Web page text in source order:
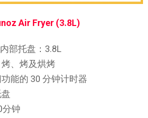
Air Fryer (3.8L)
部托盘：3.8L
、烤及烘烤
能的 30 分钟计时器
分钟